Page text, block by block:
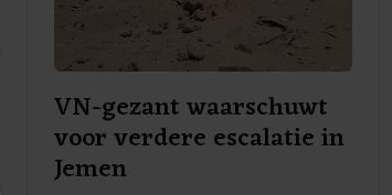
VN-gezant waarschuwt
voor verdere escalatie in
Jemen